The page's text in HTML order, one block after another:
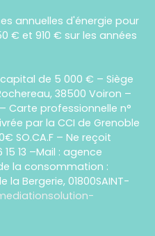
annuelles d'énergie pour
€ et 910 € sur les années
capital de 5 000 € – Siège
38500 Voiron –
Carte professionnelle n°
par la CCI de Grenoble
SO.CA.F – Ne reçoit
13 –Mail : agence
la consommation :
la Bergerie, 01800SAINT-